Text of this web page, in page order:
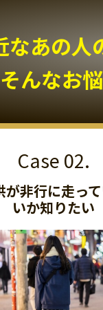
なあの人
そんなお
が非行に走っ
いか知りたい